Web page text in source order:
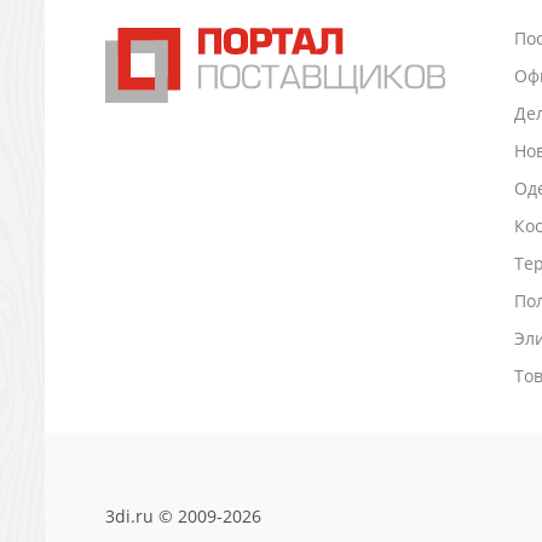
Промо
Антистрессы
Визитницы настольные
3di.ru © 2009-2026